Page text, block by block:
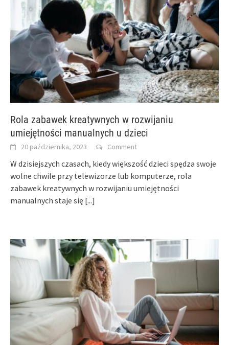
Rola zabawek kreatywnych w rozwijaniu
umiejętności manualnych u dzieci
20 października, 2023 Comment
W dzisiejszych czasach, kiedy większość dzieci spędza swoje
wolne chwile przy telewizorze lub komputerze, rola
zabawek kreatywnych w rozwijaniu umiejętności
manualnych staje się [...]